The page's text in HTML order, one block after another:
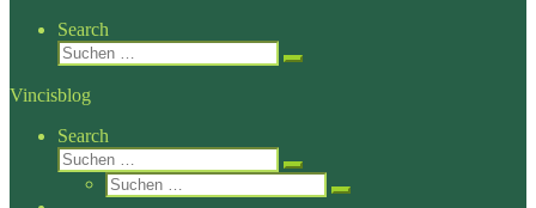
Search
Suche
Suchen …
Vincisblog
Search
Suche
Suchen …
Suche
Suchen …